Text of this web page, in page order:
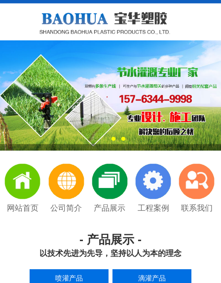
网站首页 公司简介 产品展示 工程案例 联系我们
- 产品展示 -
以技术先进为先导，坚持以人为本的理念
喷灌产品 滴灌产品